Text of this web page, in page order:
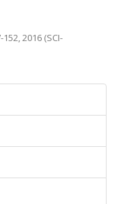
152, 2016 (SCI-